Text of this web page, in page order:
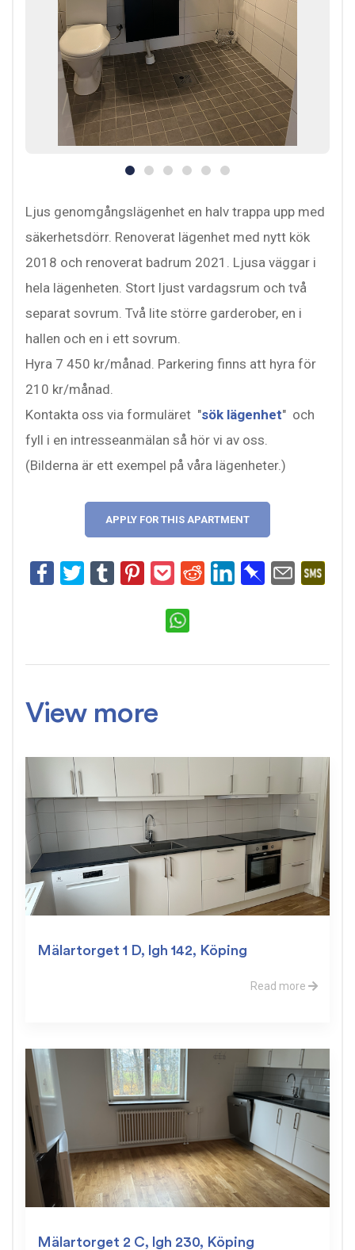
Ljus genomgångslägenhet en halv trappa upp med
säkerhetsdörr. Renoverat lägenhet med nytt kök
2018 och renoverat badrum 2021. Ljusa väggar i
hela lägenheten. Stort ljust vardagsrum och två
separat sovrum. Två lite större garderober, en i
hallen och en i ett sovrum.
Hyra 7 450 kr/månad. Parkering finns att hyra för
210 kr/månad.
Kontakta oss via formuläret "sök lägenhet" och
fyll i en intresseanmälan så hör vi av oss.
(Bilderna är ett exempel på våra lägenheter.)
APPLY FOR THIS APARTMENT
View more
Mälartorget 1 D, lgh 142, Köping
Read more
Mälartorget 2 C, lgh 230, Köping